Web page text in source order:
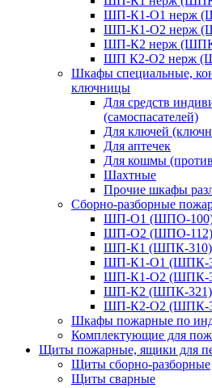
ШП-К1-О1 нерж
ШП-К1-О2 нерж
ШП-К2 нерж
ШП К2-О2 нерж
Шкафы специальные,
ключницы
Для средств
(самоспасателей)
Для ключей
Для аптечек
Для кошмы
Шахтные
Прочие шкафы
Сборно-разборные
ШП-О1 (ШПО-
ШП-О2 (ШПО-112)
ШП-К1 (ШПК-310)
ШП-К1-О1 (ШПК-
ШП-К1-О2 (ШПК-
ШП-К2 (ШПК-321)
ШП-К2-О2 (ШПК-
Шкафы пожарные по
Комплектующие для
Щиты пожарные, ящики для
Щиты сборно-разборные
Щиты сварные